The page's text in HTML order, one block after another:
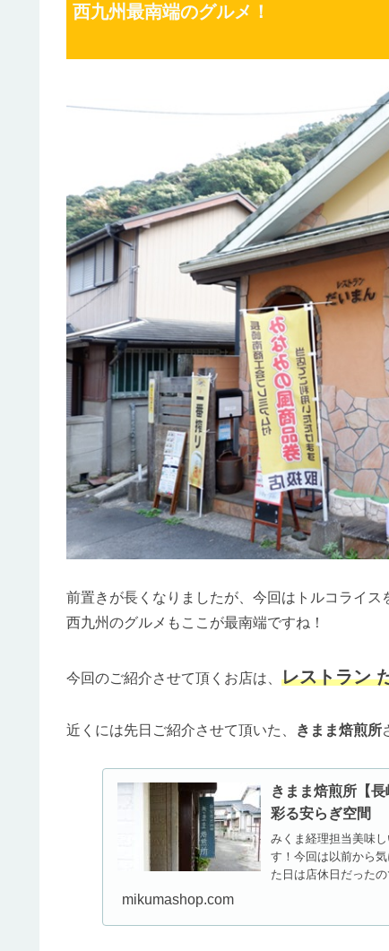
西九州最南端のグルメ！
前置きが長くなりましたが、今回はトルコライス
西九州のグルメもここが最南端ですね！
今回のご紹介させて頂くお店は、 レストラン
近くには先日ご紹介させて頂いた、 きまま焙煎所
きまま焙煎所【
彩る安らぎ空間
みくま経理担当美味
す！今回は以前から
た日は店休日だった
mikumashop.com